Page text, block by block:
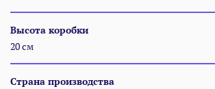
Высота коробки
20 см
Страна производства